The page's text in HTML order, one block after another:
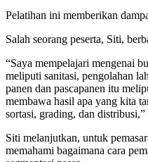
Pelatihan ini memberikan
Salah seorang peserta, Siti,
“Saya mempelajari mengenai
meliputi sanitasi, pengolahan
panen dan pascapanen itu
membawa hasil apa yang kita
sortasi, grading, dan distribusi,”
Siti melanjutkan, untuk
memahami bagaimana cara